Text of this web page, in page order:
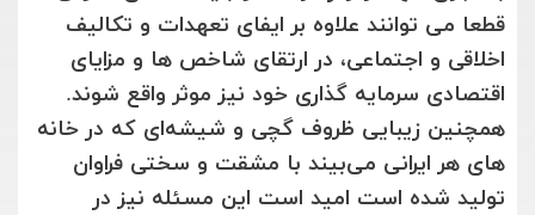
قطعا می توانند علاوه بر ایفای تعهدات و تکالیف
اخلاقی و اجتماعی، در ارتقای شاخص ها و مزایای
اقتصادی سرمایه گذاری خود نیز موثر واقع شوند.
همچنین زیبایی ظروف گچی و شیشه‌ای که در خانه
های هر ایرانی می‌بیند با مشقت و سختی فراوان
تولید شده است امید است این مسئله نیز در